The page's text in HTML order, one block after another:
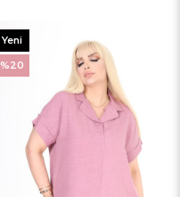
Yeni
Ürün
%28